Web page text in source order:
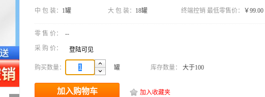
中 包 装： 1罐 大 包 装： 18罐 终端控销 最低零售价： ￥99.00
零 售 价： --
采 购 价： 登陆可见
购买数量： 罐 库存数量： 大于100
加入购物车 加入收藏夹